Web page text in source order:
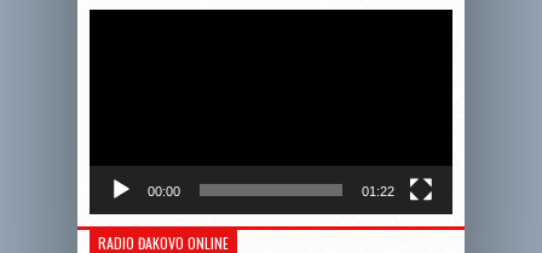
00:00 01:22
RADIO ĐAKOVO ONLINE